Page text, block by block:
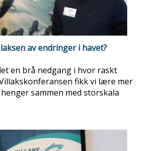
av endringer i havet?
en brå nedgang i hvor raskt
fikk vi lære mer
sammen med storskala